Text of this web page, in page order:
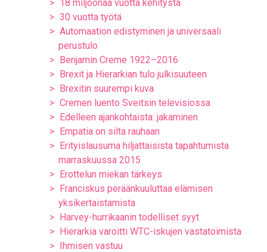
18 miljoonaa vuotta kehitystä
30 vuotta työtä
Automaation edistyminen ja universaali
perustulo
Benjamin Creme 1922–2016
Brexit ja Hierarkian tulo julkisuuteen
Brexitin suurempi kuva
Cremen luento Sveitsin televisiossa
Edelleen ajankohtaista: jakaminen
Empatia on silta rauhaan
Erityislausuma hiljattaisista tapahtumista
marraskuussa 2015
Erottelun miekan tärkeys
Franciskus peräänkuuluttaa elämisen
yksikertaistamista
Harvey-hurrikaanin todelliset syyt
Hierarkia varoitti WTC-iskujen vastatoimista
Ihmisen vastuu